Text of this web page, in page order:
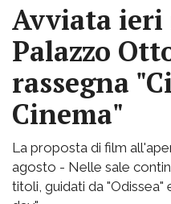
Avviata
Palazzo
rassegna
Cinema"
La proposta di film
agosto - Nelle sale
titoli, guidati da